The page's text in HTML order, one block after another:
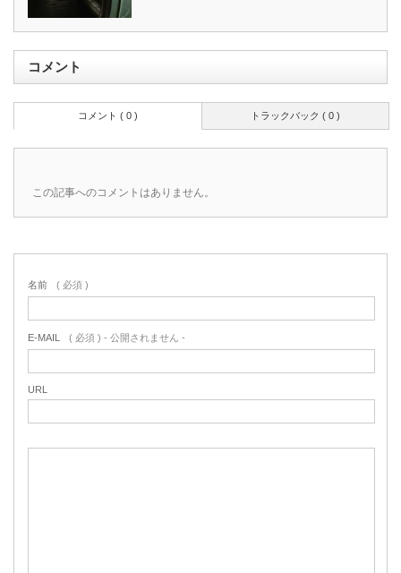
コメント
トラックバック ( 0 )
コメント ( 0 )
この記事へのコメントはありません。
名前 ( 必須 )
E-MAIL ( 必須 ) - 公開されません -
URL